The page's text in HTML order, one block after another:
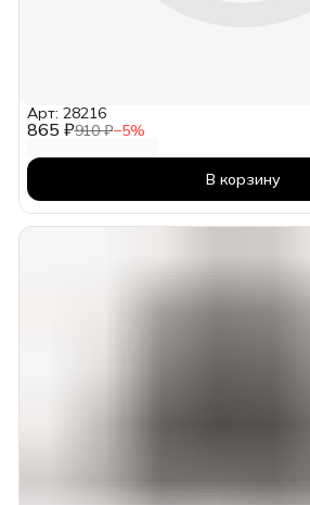
865 ₽910 ₽−5%
Арт: 28216
В корзину